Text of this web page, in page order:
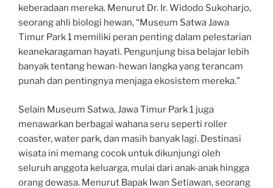
keberadaan mereka. Menurut Dr. Ir. Widodo Sukoharjo,
seorang ahli biologi hewan, “Museum Satwa Jawa
Timur Park 1 memiliki peran penting dalam pelestarian
keanekaragaman hayati. Pengunjung bisa belajar lebih
banyak tentang hewan-hewan langka yang terancam
punah dan pentingnya menjaga ekosistem mereka.”
Selain Museum Satwa, Jawa Timur Park 1 juga
menawarkan berbagai wahana seru seperti roller
coaster, water park, dan masih banyak lagi. Destinasi
wisata ini memang cocok untuk dikunjungi oleh
seluruh anggota keluarga, mulai dari anak-anak hingga
orang dewasa. Menurut Bapak Iwan Setiawan, seorang